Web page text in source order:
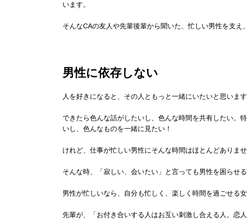
います。
そんなCAの友人や先輩後輩から聞いた、忙しい男性を支え
男性に依存しない
人を好きになると、その人ともっと一緒にいたいと思います
できたら色んな話がしたいし、色んな時間を共有したい。
いし、色んなものを一緒に見たい！
けれど、仕事が忙しい男性にそんな時間はほとんどありませ
そんな時、「寂しい、会いたい」と言っても男性を困らせる
男性が忙しいなら、自分も忙しく、楽しく時間を過ごせる
先輩が、「お付き合いする人はお互い刺激し合える人。恋